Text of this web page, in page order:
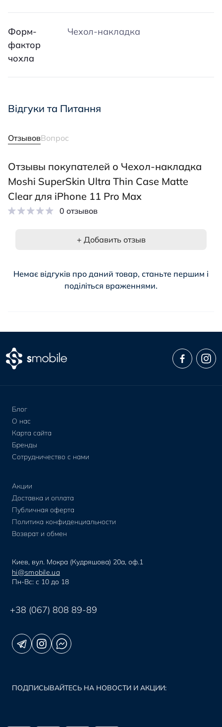
Форм-
фактор
чохла
Чехол-накладка
Відгуки та Питання
ОтзывовВопрос
Отзывы покупателей о Чехол-накладка
Moshi SuperSkin Ultra Thin Case Matte
Clear для iPhone 11 Pro Max
0 отзывов
+ Добавить отзыв
Немає відгуків про даний товар, станьте першим і
поділіться враженнями.
Блог
О нас
Карта сайта
Бренды
Сотрудничество с нами
Акции
Доставка и оплата
Публичная оферта
Политика конфиденциальности
Возврат и обмен
Киев, вул. Мокра (Кудряшова) 20а, оф.1
hi@smobile.ua
Пн-Вс: с 10 до 18
+38 (067) 808 89-89
ПОДПИСЫВАЙТЕСЬ НА НОВОСТИ И АКЦИИ: